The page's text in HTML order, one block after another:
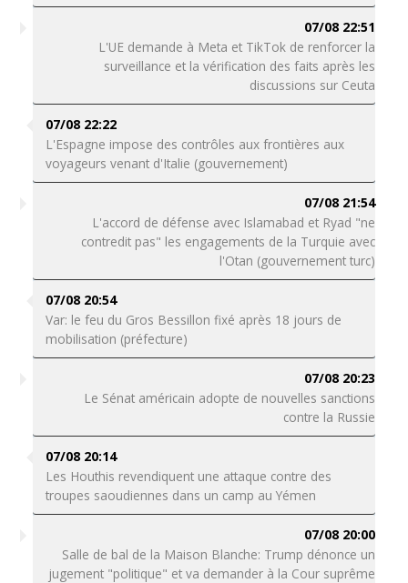
07/08 22:51
L'UE demande à Meta et TikTok de renforcer la
surveillance et la vérification des faits après les
discussions sur Ceuta
07/08 22:22
L'Espagne impose des contrôles aux frontières aux
voyageurs venant d'Italie (gouvernement)
07/08 21:54
L'accord de défense avec Islamabad et Ryad "ne
contredit pas" les engagements de la Turquie avec
l'Otan (gouvernement turc)
07/08 20:54
Var: le feu du Gros Bessillon fixé après 18 jours de
mobilisation (préfecture)
07/08 20:23
Le Sénat américain adopte de nouvelles sanctions
contre la Russie
07/08 20:14
Les Houthis revendiquent une attaque contre des
troupes saoudiennes dans un camp au Yémen
07/08 20:00
Salle de bal de la Maison Blanche: Trump dénonce un
jugement "politique" et va demander à la Cour suprême